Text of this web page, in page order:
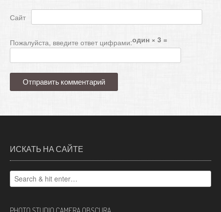
Сайт
Пожалуйста, введите ответ цифрами:один × 3 =
ИСКАТЬ НА САЙТЕ